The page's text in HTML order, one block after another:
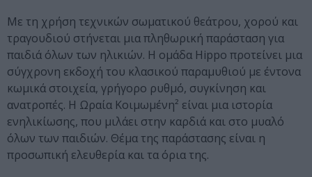
Με τη χρήση τεχνικών σωματικού θεάτρου, χορού και
τραγουδιού στήνεται μια πληθωρική παράσταση για
παιδιά όλων των ηλικιών. Η ομάδα Hippo προτείνει μια
σύγχρονη εκδοχή του κλασικού παραμυθιού με έντονα
κωμικά στοιχεία, γρήγορο ρυθμό, συγκίνηση και
ανατροπές. H Ωραία Κοιμωμένη² είναι μια ιστορία
ενηλικίωσης, που μιλάει στην καρδιά και στο μυαλό
όλων των παιδιών. Θέμα της παράστασης είναι η
προσωπική ελευθερία και τα όρια της.